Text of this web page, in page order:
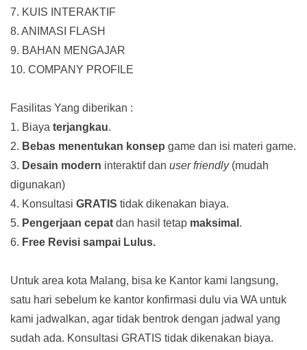
7. KUIS INTERAKTIF
8. ANIMASI FLASH
9. BAHAN MENGAJAR
10. COMPANY PROFILE
Fasilitas Yang diberikan :
1. Biaya terjangkau.
2. Bebas menentukan konsep game dan isi materi game.
3. Desain modern interaktif dan user friendly(mudah
digunakan)
4. Konsultasi GRATIS tidak dikenakan biaya.
5. Pengerjaan cepat dan hasil tetap maksimal .
6. Free Revisi sampai Lulus.
Untuk area kota Malang, bisa ke Kantor kami langsung,
satu hari sebelum ke kantor konfirmasi dulu via WA untuk
kami jadwalkan, agar tidak bentrok dengan jadwal yang
sudah ada. Konsultasi GRATIS tidak dikenakan biaya.